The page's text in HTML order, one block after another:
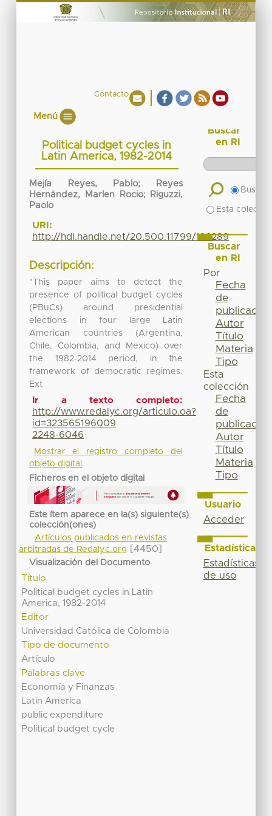
Contacto
Menú
Political budget cycles in
Latin America, 1982-2014
Mejía Reyes, Pablo; Reyes
Hernández, Marlen Rocio; Riguzzi,
Paolo
URI:
http://hdl.handle.net/20.500.11799/136289
Descripción:
"This paper aims to detect the
presence of political budget cycles
(PBuCs) around presidential
elections in four large Latin
American countries (Argentina,
Chile, Colombia, and Mexico) over
the 1982-2014 period, in the
framework of democratic regimes.
Ext
Ir a texto completo:
http://www.redalyc.org/articulo.oa?
id=323565196009
2248-6046
Mostrar el registro completo del
objeto digital
Ficheros en el objeto digital
Este ítem aparece en la(s) siguiente(s)
colección(ones)
Artículos publicados en revistas
arbitradas de Redalyc.org
[4450]
Visualización del Documento
Título
Political budget cycles in Latin
America, 1982-2014
Editor
Universidad Católica de Colombia
Tipo de documento
Artículo
Palabras clave
Economía y Finanzas
Latin America
public expenditure
Political budget cycle
Buscar
en RI
Buscar
Esta
Buscar
en RI
Por
Fecha
de
publicación
Autor
Título
Materia
Tipo
Esta
colección
Fecha
de
publicación
Autor
Título
Materia
Tipo
Usuario
Acceder
Estadísticas
Estadísticas
de uso